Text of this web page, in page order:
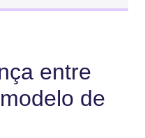
entre
de